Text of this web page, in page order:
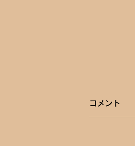
コメント